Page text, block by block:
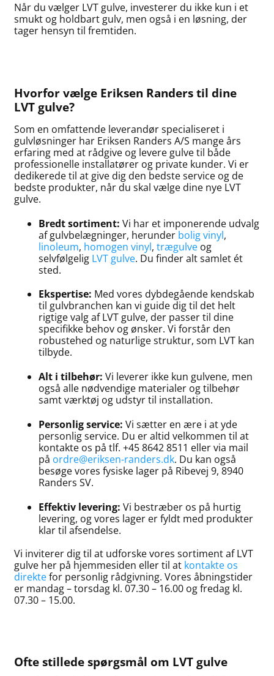
Når du vælger LVT gulve, investerer du ikke kun i et
smukt og holdbart gulv, men også i en løsning, der
tager hensyn til fremtiden.
Hvorfor vælge Eriksen Randers til dine
LVT gulve?
Som en omfattende leverandør specialiseret i
gulvløsninger har Eriksen Randers A/S mange års
erfaring med at rådgive og levere gulve til både
professionelle installatører og private kunder. Vi er
dedikerede til at give dig den bedste service og de
bedste produkter, når du skal vælge dine nye LVT
gulve.
Bredt sortiment: Vi har et imponerende udvalg
af gulvbelægninger, herunder bolig vinyl,
linoleum, homogen vinyl, trægulve og
selvfølgelig LVT gulve. Du finder alt samlet ét
sted.
Ekspertise: Med vores dybdegående kendskab
til gulvbranchen kan vi guide dig til det helt
rigtige valg af LVT gulve, der passer til dine
specifikke behov og ønsker. Vi forstår den
robustehed og naturlige struktur, som LVT kan
tilbyde.
Alt i tilbehør: Vi leverer ikke kun gulvene, men
også alle nødvendige materialer og tilbehør
samt værktøj og udstyr til installation.
Personlig service: Vi sætter en ære i at yde
personlig service. Du er altid velkommen til at
kontakte os på tlf. +45 8642 8511 eller via mail
på ordre@eriksen-randers.dk. Du kan også
besøge vores fysiske lager på Ribevej 9, 8940
Randers SV.
Effektiv levering: Vi bestræber os på hurtig
levering, og vores lager er fyldt med produkter
klar til afsendelse.
Vi inviterer dig til at udforske vores sortiment af LVT
gulve her på hjemmesiden eller til at kontakte os
direktefor personlig rådgivning. Vores åbningstider
er mandag – torsdag kl. 07.30 – 16.00 og fredag kl.
07.30 – 15.00.
Ofte stillede spørgsmål om LVT gulve